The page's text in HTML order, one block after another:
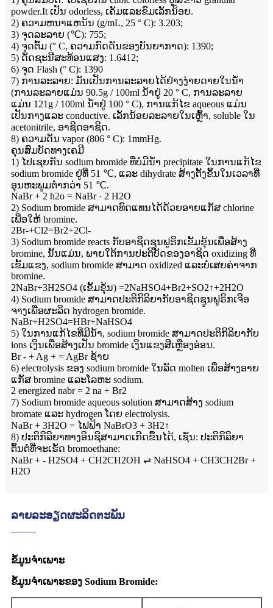
powder.It ເປັນ odorless, ເຄັມແລະຂົມເລັກນ້ອຍ.
2) ຄວາມຫນາແຫນ້ນ (g/mL, 25 ° C): 3.203;
3) ຈຸດລະລາຍ (℃): 755;
4) ຈຸດຕົ້ມ (° C, ຄວາມກົດດັນຂອງບັນຍາກາດ): 1390;
5) ດັດຊະນີສະທ້ອນແສງ: 1.6412;
6) ຈຸດ Flash (° C): 1390
7) ການລະລາຍ: ມັນເປັນການລະລາຍໄດ້ຢ່າງງ່າຍດາຍໃນນ້ໍາ
(ການລະລາຍແມ່ນ 90.5g / 100ml ນ້ໍາຢູ່ 20 ° C, ການລະລາຍ
ແມ່ນ 121g / 100ml ນ້ໍາຢູ່ 100 ° C), ການແກ້ໄຂ aqueous ແມ່ນ
ເປັນກາງແລະ conductive. ເລັກນ້ອຍລະລາຍໃນເຫຼົ້າ, soluble ໃນ
acetonitrile, ອາຊິດອາຊິດ.
8) ຄວາມດັນ vapor (806 ° C): 1mmHg.
ຄຸນສົມບັດທາງເຄມີ
1) ໄປເຊຍກັນ sodium bromide ທີ່ບໍ່ມີນ້ໍາ precipitate ໃນການແກ້ໄຂ
sodium bromide ຢູ່ທີ່ 51 ℃, ແລະ dihydrate ສ້າງຕັ້ງຂຶ້ນໃນເວລາທີ່
ອຸນຫະພູມຕ່ໍາກວ່າ 51 ℃.
NaBr + 2 h2o = NaBr · 2 H2O
2) Sodium bromide ສາມາດທົດແທນໄດ້ດ້ວຍອາຍແກັສ chlorine
ເພື່ອໃຫ້ bromine.
2Br-+Cl2=Br2+2Cl-
3) Sodium bromide reacts ກັບອາຊິດຊູນຟູຣິກເຂັ້ມຂຸ້ນເພື່ອສ້າງ
bromine, ນັ້ນແມ່ນ, ພາຍໃຕ້ການປະຕິບັດຂອງອາຊິດ oxidizing ທີ່
ເຂັ້ມແຂງ, sodium bromide ສາມາດ oxidized ແລະບໍ່ເສຍຄ່າຈາກ
bromine.
2NaBr+3H2SO4 (ເຂັ້ມຂຸ້ນ) =2NaHSO4+Br2+SO2↑+2H2O
4) Sodium bromide ສາມາດປະຕິກິລິຍາກັບອາຊິດຊູນຟູຣິກເຈືອ
ຈາງເພື່ອຜະລິດ hydrogen bromide.
NaBr+H2SO4=HBr+NaHSO4
5) ໃນການແກ້ໄຂທີ່ມີນ້ໍາ, sodium bromide ສາມາດປະຕິກິລິຍາກັບ
ions ເງິນເພື່ອສ້າງເປັນ bromide ເງິນແຂງສີເຫຼືອງອ່ອນ.
Br - + Ag + = AgBr ຊ້າຍ
6) electrolysis ຂອງ sodium bromide ໃນລັດ molten ເພື່ອສ້າງອາຍ
ແກັສ bromine ແລະໂລຫະ sodium.
2 energized nabr = 2 na + Br2
7) Sodium bromide aqueous solution ສາມາດສ້າງ sodium
bromate ແລະ hydrogen ໂດຍ electrolysis.
NaBr + 3H2O = ໄຟຟ້າ NaBrO3 + 3H2↑
8) ປະຕິກິລິຍາທາງອິນຊີສາມາດເກີດຂຶ້ນໄດ້, ເຊັ່ນ: ປະຕິກິລິຍາ
ຕົ້ນຕໍທີ່ຈະເຮັດ bromoethane:
NaBr + - H2SO4 + CH2CH2OH ⇌ NaHSO4 + CH3CH2Br +
H2O
ລາຍລະອຽດຜະລິດຕະພັນ
ຂໍ້ມູນຈໍາເພາະ
ຂໍ້ມູນຈໍາເພາະຂອງ Sodium Bromide: